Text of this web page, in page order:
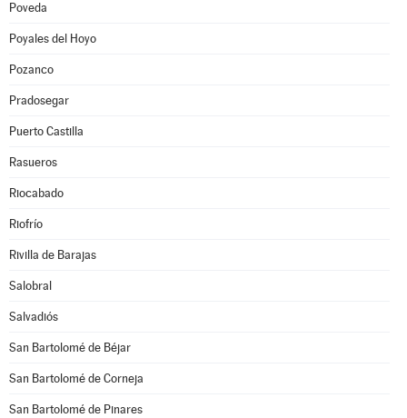
Poveda
Poyales del Hoyo
Pozanco
Pradosegar
Puerto Castilla
Rasueros
Riocabado
Riofrío
Rivilla de Barajas
Salobral
Salvadiós
San Bartolomé de Béjar
San Bartolomé de Corneja
San Bartolomé de Pinares